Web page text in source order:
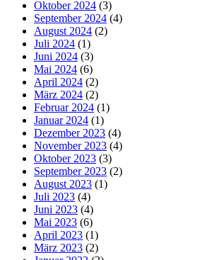
Oktober 2024 (3)
September 2024 (4)
August 2024 (2)
Juli 2024 (1)
Juni 2024 (3)
Mai 2024 (6)
April 2024 (2)
März 2024 (2)
Februar 2024 (1)
Januar 2024 (1)
Dezember 2023 (4)
November 2023 (4)
Oktober 2023 (3)
September 2023 (2)
August 2023 (1)
Juli 2023 (4)
Juni 2023 (4)
Mai 2023 (6)
April 2023 (1)
März 2023 (2)